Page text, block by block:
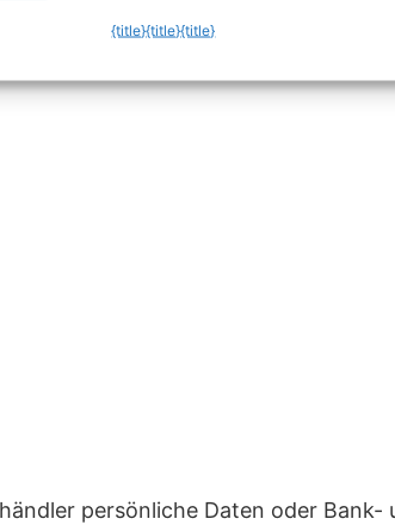
persönliche Daten oder Bank-
{title}{title}{title}